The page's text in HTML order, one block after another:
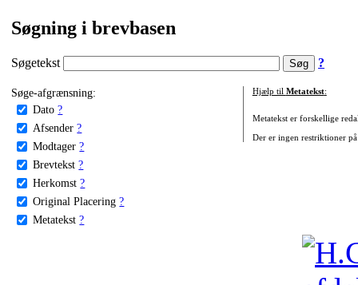
Søgning i brevbasen
Søgetekst ?
Søge-afgrænsning:
Dato ?
Afsender ?
Modtager ?
Brevtekst ?
Herkomst ?
Original Placering ?
Metatekst ?
Hjælp til Metatekst:
Metatekst er forskellige
Der er ingen restriktioner